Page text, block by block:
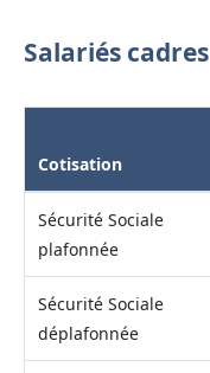
Salariés cadres
Cotisation
Sécurité Sociale
plafonnée
Sécurité Sociale
déplafonnée